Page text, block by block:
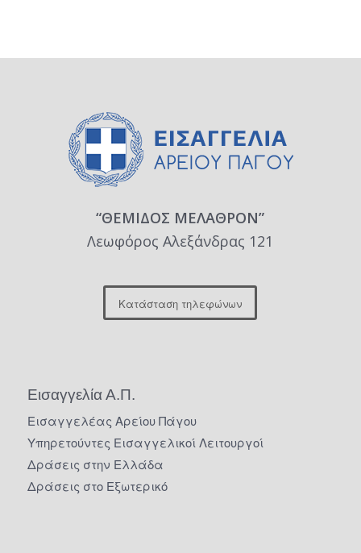
“ΘΕΜΙΔΟΣ ΜΕΛΑΘΡΟΝ”
Λεωφόρος Αλεξάνδρας 121
Κατάσταση τηλεφώνων
Εισαγγελία Α.Π.
Εισαγγελέας Αρείου Πάγου
Υπηρετούντες Εισαγγελικοί Λειτουργοί
Δράσεις στην Ελλάδα
Δράσεις στο Εξωτερικό